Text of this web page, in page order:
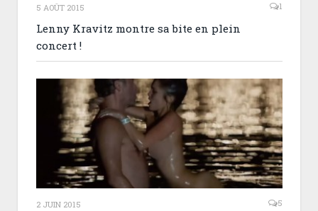
5 AOÛT 2015 1
Lenny Kravitz montre sa bite en plein
concert !
2 JUIN 2015 5